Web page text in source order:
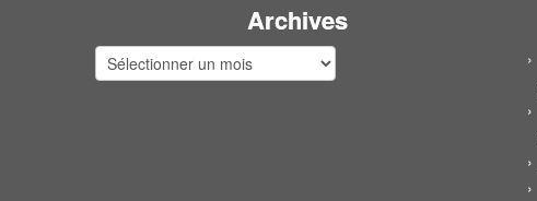
Archives
Archives